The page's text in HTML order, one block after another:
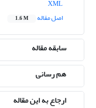
اصل مقاله
1.6 M
سابقه مقاله
هم رسانی
ارجاع به این مقاله